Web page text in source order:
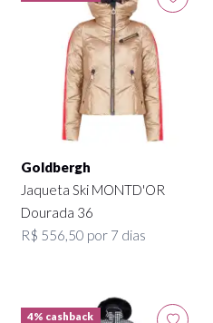
Goldbergh
Jaqueta Ski MONTD'OR
Dourada 36
R$ 556,50 por 7 dias
4% cashback